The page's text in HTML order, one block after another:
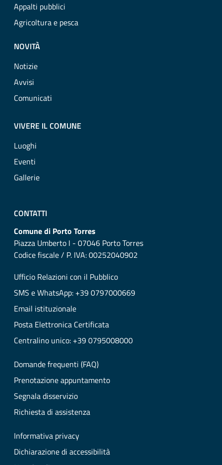
Appalti pubblici
Agricoltura e pesca
NOVITÀ
Notizie
Avvisi
Comunicati
VIVERE IL COMUNE
Luoghi
Eventi
Gallerie
CONTATTI
Comune di Porto Torres
Piazza Umberto I - 07046 Porto Torres
Codice fiscale / P. IVA: 00252040902
Ufficio Relazioni con il Pubblico
SMS e WhatsApp: +39 0797000669
Email istituzionale
Posta Elettronica Certificata
Centralino unico: +39 0795008000
Domande frequenti (FAQ)
Prenotazione appuntamento
Segnala disservizio
Richiesta di assistenza
Informativa privacy
Dichiarazione di accessibilità